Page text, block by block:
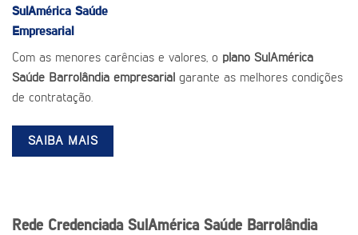
SulAmérica Saúde
Empresarial
Com as menores carências e valores, o plano SulAmérica
Saúde Barrolândia empresarial garante as melhores condições
de contratação.
SAIBA MAIS
Rede Credenciada SulAmérica Saúde Barrolândia